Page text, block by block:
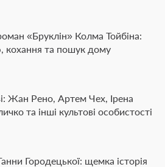
«Бруклін» Колма Тойбіна:
кохання та пошук дому
Жан Рено, Артем Чех, Ірена
та інші культові особистості
Городецької: щемка історія